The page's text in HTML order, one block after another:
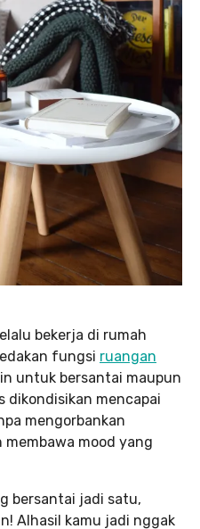
bekerja di rumah
fungsi ruangan
untuk bersantai maupun
dikondisikan mencapai
mengorbankan
membawa mood yang
bersantai jadi satu,
Alhasil kamu jadi nggak